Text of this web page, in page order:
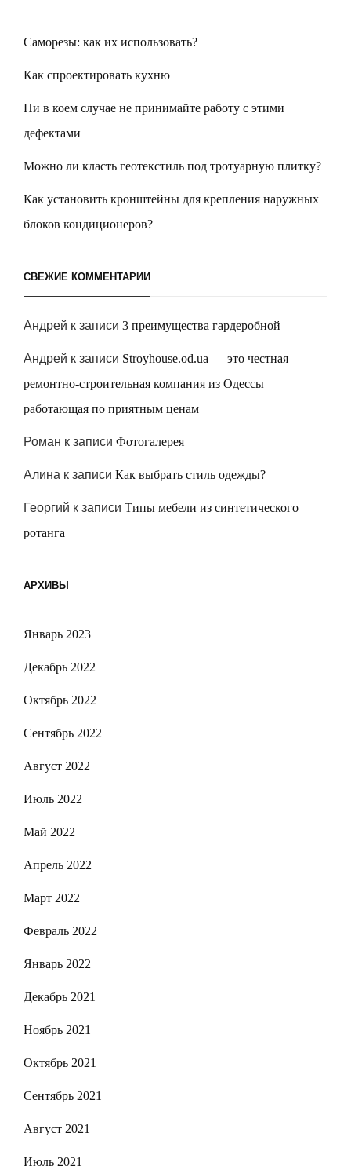
Саморезы: как их использовать?
Как спроектировать кухню
Ни в коем случае не принимайте работу с этими
дефектами
Можно ли класть геотекстиль под тротуарную плитку?
Как установить кронштейны для крепления наружных
блоков кондиционеров?
СВЕЖИЕ КОММЕНТАРИИ
Андрей к записи 3 преимущества гардеробной
Андрей к записи Stroyhouse.od.ua — это честная
ремонтно-строительная компания из Одессы
работающая по приятным ценам
Роман к записи Фотогалерея
Алина к записи Как выбрать стиль одежды?
Георгий к записи Типы мебели из синтетического
ротанга
АРХИВЫ
Январь 2023
Декабрь 2022
Октябрь 2022
Сентябрь 2022
Август 2022
Июль 2022
Май 2022
Апрель 2022
Март 2022
Февраль 2022
Январь 2022
Декабрь 2021
Ноябрь 2021
Октябрь 2021
Сентябрь 2021
Август 2021
Июль 2021